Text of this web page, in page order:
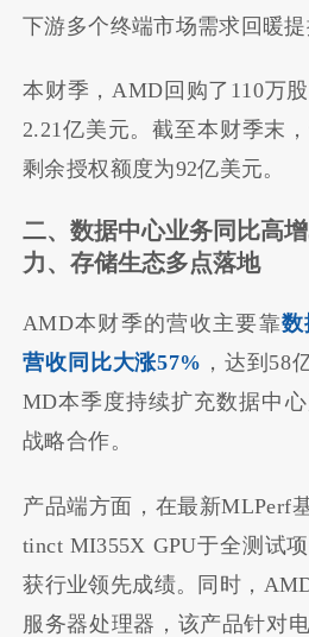
下游多个终端市场需求回暖提
本财季，AMD回购了110万
2.21亿美元。截至本财季末
剩余授权额度为92亿美元。
二、数据中心业务同比高
力、存储生态多点落地
AMD本财季的营收主要靠数
营收同比大涨57% ，达到58
MD本季度持续扩充数据中
战略合作。
产品端方面，在最新MLPerf
tinct MI355X GPU于全测试
获行业领先成绩。同时，
服务器处理器，该产品针对